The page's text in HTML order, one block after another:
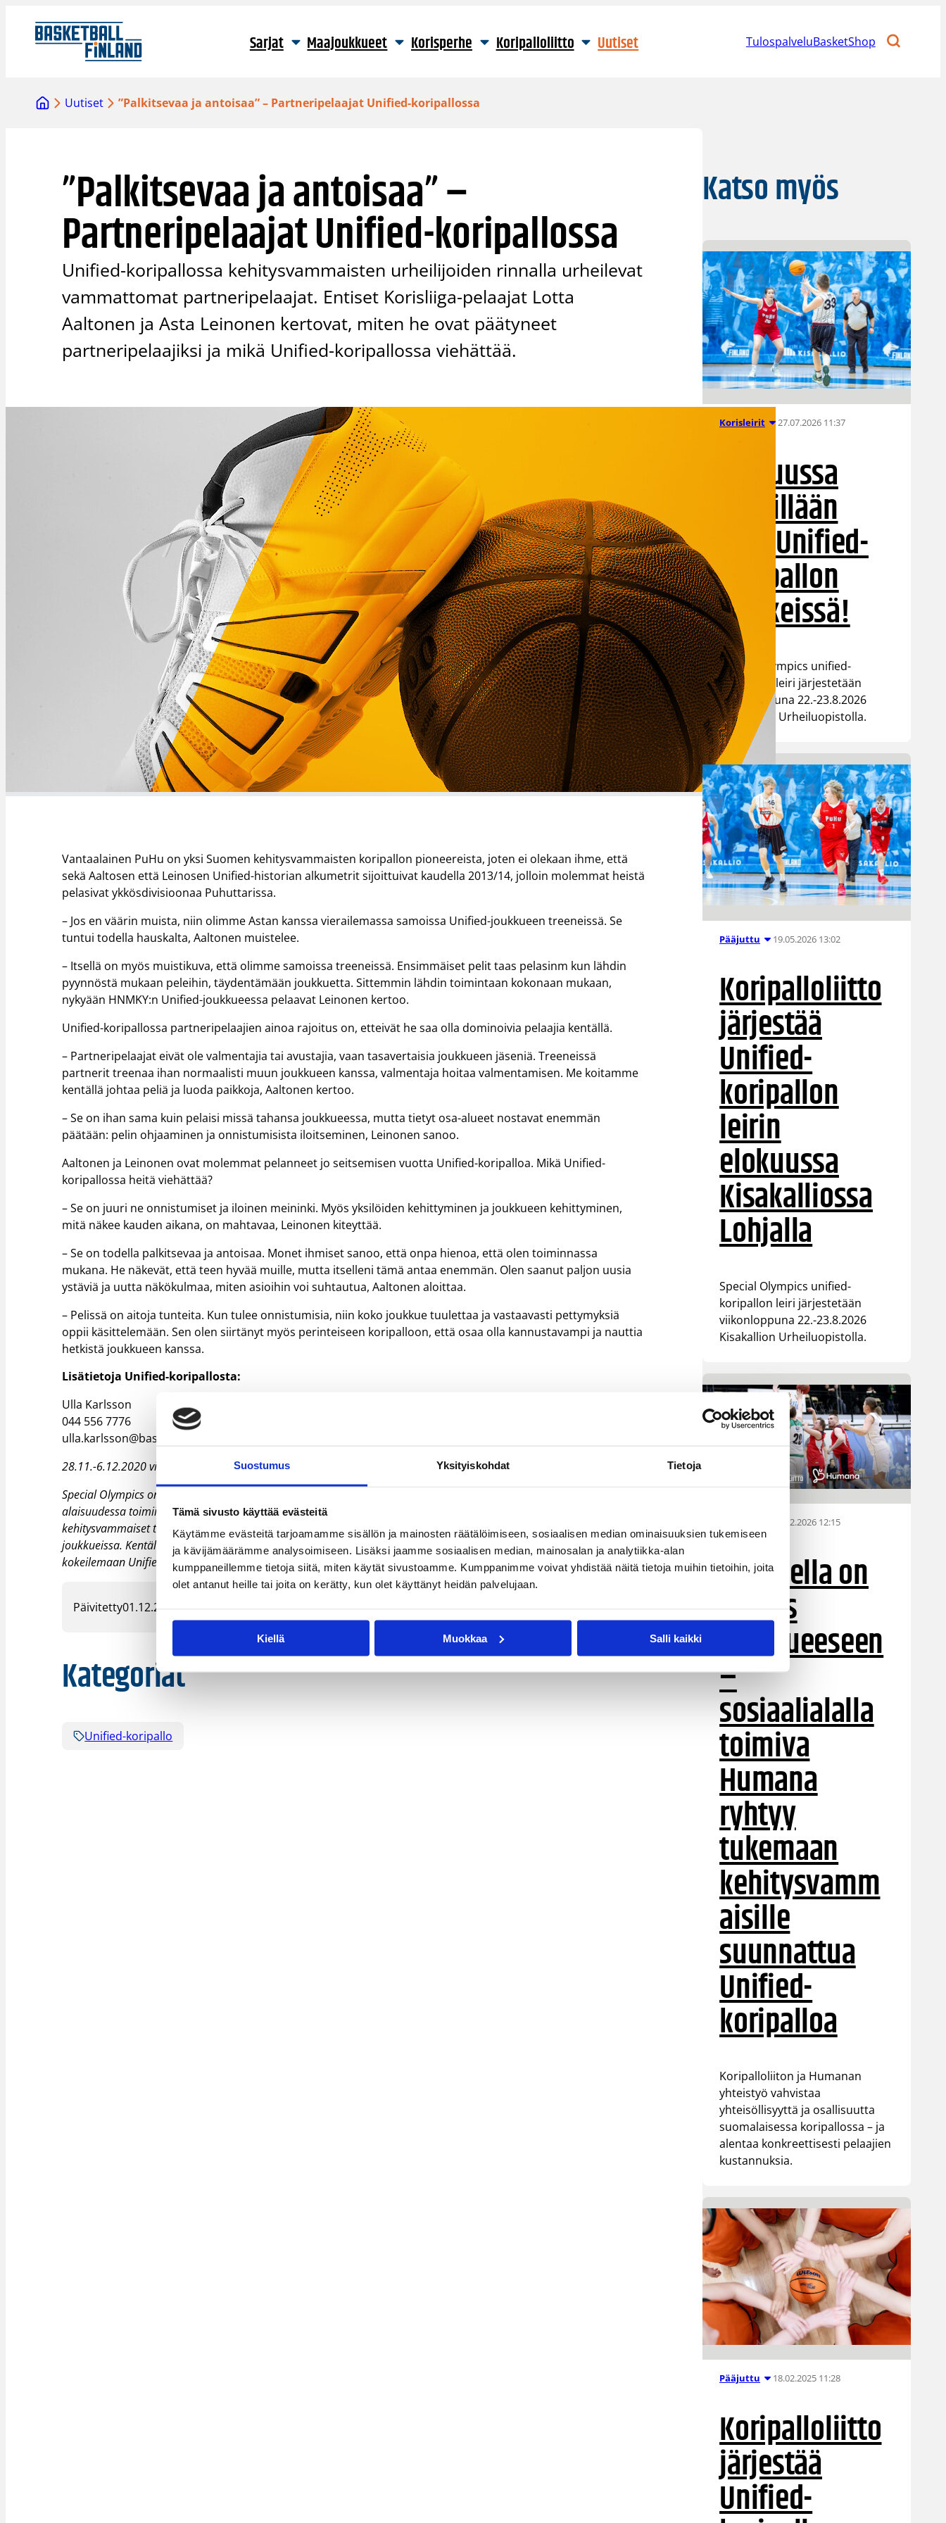
Suostumus Yksityiskohdat Tietoja
Tämä sivusto käyttää evästeitä
Käytämme evästeitä tarjoamamme sisällön ja mainosten räätälöimiseen, sosiaalisen median ominaisuuksien tukemiseen
ja kävijämäärämme analysoimiseen. Lisäksi jaamme sosiaalisen median, mainosalan ja analytiikka-alan
kumppaneillemme tietoja siitä, miten käytät sivustoamme. Kumppanimme voivat yhdistää näitä tietoja muihin tietoihin, joita
olet antanut heille tai joita on kerätty, kun olet käyttänyt heidän palvelujaan.
Kiellä Muokkaa Salli kaikki
sisältöön
Sarjat Maajoukkueet Korisperhe Koripalloliitto Uutiset TulospalveluBasketShop
Uutiset ”Palkitsevaa ja antoisaa” – Partneripelaajat Unified-koripallossa
”Palkitsevaa ja antoisaa” –
Partneripelaajat Unified-koripallossa
Unified-koripallossa kehitysvammaisten urheilijoiden rinnalla urheilevat
vammattomat partneripelaajat. Entiset Korisliiga-pelaajat Lotta
Aaltonen ja Asta Leinonen kertovat, miten he ovat päätyneet
partneripelaajiksi ja mikä Unified-koripallossa viehättää.
Vantaalainen PuHu on yksi Suomen kehitysvammaisten koripallon pioneereista, joten ei olekaan ihme, että
sekä Aaltosen että Leinosen Unified-historian alkumetrit sijoittuivat kaudella 2013/14, jolloin molemmat heistä
pelasivat ykkösdivisioonaa Puhuttarissa.
– Jos en väärin muista, niin olimme Astan kanssa vierailemassa samoissa Unified-joukkueen treeneissä. Se
tuntui todella hauskalta, Aaltonen muistelee.
– Itsellä on myös muistikuva, että olimme samoissa treeneissä. Ensimmäiset pelit taas pelasinm kun lähdin
pyynnöstä mukaan peleihin, täydentämään joukkuetta. Sittemmin lähdin toimintaan kokonaan mukaan,
nykyään HNMKY:n Unified-joukkueessa pelaavat Leinonen kertoo.
Unified-koripallossa partneripelaajien ainoa rajoitus on, etteivät he saa olla dominoivia pelaajia kentällä.
– Partneripelaajat eivät ole valmentajia tai avustajia, vaan tasavertaisia joukkueen jäseniä. Treeneissä
partnerit treenaa ihan normaalisti muun joukkueen kanssa, valmentaja hoitaa valmentamisen. Me koitamme
kentällä johtaa peliä ja luoda paikkoja, Aaltonen kertoo.
– Se on ihan sama kuin pelaisi missä tahansa joukkueessa, mutta tietyt osa-alueet nostavat enemmän
päätään: pelin ohjaaminen ja onnistumisista iloitseminen, Leinonen sanoo.
Aaltonen ja Leinonen ovat molemmat pelanneet jo seitsemisen vuotta Unified-koripalloa. Mikä Unified-
koripallossa heitä viehättää?
– Se on juuri ne onnistumiset ja iloinen meininki. Myös yksilöiden kehittyminen ja joukkueen kehittyminen,
mitä näkee kauden aikana, on mahtavaa, Leinonen kiteyttää.
– Se on todella palkitsevaa ja antoisaa. Monet ihmiset sanoo, että onpa hienoa, että olen toiminnassa
mukana. He näkevät, että teen hyvää muille, mutta itselleni tämä antaa enemmän. Olen saanut paljon uusia
ystäviä ja uutta näkökulmaa, miten asioihin voi suhtautua, Aaltonen aloittaa.
– Pelissä on aitoja tunteita. Kun tulee onnistumisia, niin koko joukkue tuulettaa ja vastaavasti pettymyksiä
oppii käsittelemään. Sen olen siirtänyt myös perinteiseen koripalloon, että osaa olla kannustavampi ja nauttia
hetkistä joukkueen kanssa.
Lisätietoja Unified-koripallosta:
Ulla Karlsson
044 556 7776
ulla.karlsson@basket.fi
28.11.-6.12.2020 vietetään kansainvälistä Special Olympics koripalloviikkoa.
Special Olympics on kehitysvammaisten kansainvälinen urheilujärjestö. Suomessa Special Olympics Finlandin
alaisuudessa toimii yli 20 lajia. Unified-koripallo on yksi Special Olympics lajeista. Unified-koripallossa kaikenikäiset
kehitysvammaiset tai muuta erityistä tukea tarvitsevat urheilijat ja vammattomat partneripelaajat pelaavat samoissa
joukkueissa. Kentällä yhdessä joukkueessa pelaa samaan aikaan kolme urheilijaa ja kaksi partneria. Lähde rohkeasti
kokeilemaan Unified-koripalloa urheilijana tai partnerina!
Päivitetty01.12.2020
Kategoriat
Unified-koripallo
Katso myös
Korisleirit 27.07.2026 11:37
Elokuussa
leireillään
taas Unified-
koripallon
merkeissä!
Special Olympics unified-
koripallon leiri järjestetään
viikonloppuna 22.-23.8.2026
Kisakallion Urheiluopistolla.
Pääjuttu 19.05.2026 13:02
Koripalloliitto
järjestää
Unified-
koripallon
leirin
elokuussa
Kisakalliossa
Lohjalla
Special Olympics unified-
koripallon leiri järjestetään
viikonloppuna 22.-23.8.2026
Kisakallion Urheiluopistolla.
25.02.2026 12:15
Jokaisella on
oikeus
joukkueeseen
–
sosiaalialalla
toimiva
Humana
ryhtyy
tukemaan
kehitysvamm
aisille
suunnattua
Unified-
koripalloa
Koripalloliiton ja Humanan
yhteistyö vahvistaa
yhteisöllisyyttä ja osallisuutta
suomalaisessa koripallossa – ja
alentaa konkreettisesti pelaajien
kustannuksia.
Pääjuttu 18.02.2025 11:28
Koripalloliitto
järjestää
Unified-